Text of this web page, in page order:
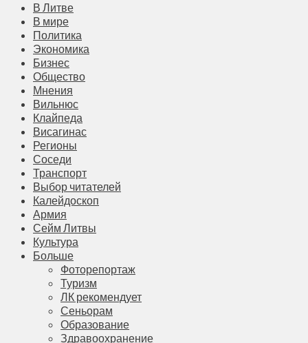
В Литве
В мире
Политика
Экономика
Бизнес
Общество
Мнения
Вильнюс
Клайпеда
Висагинас
Регионы
Соседи
Транспорт
Выбор читателей
Калейдоскоп
Армия
Сейм Литвы
Культура
Больше
Фоторепортаж
Туризм
ЛК рекомендует
Сеньорам
Образование
Здравоохранение